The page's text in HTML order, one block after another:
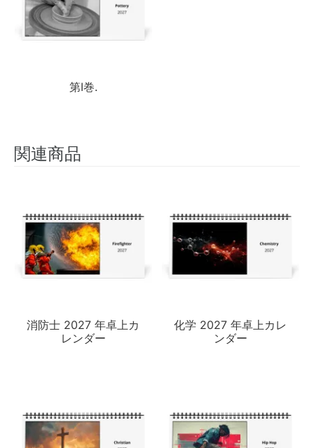
第I巻.
関連商品
消防士 2027 年卓上カ
レンダー
化学 2027 年卓上カレ
ンダー